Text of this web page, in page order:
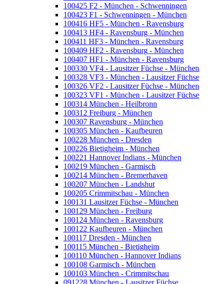
100425 F2 - München - Schwenningen
100423 F1 - Schwenningen - München
100416 HF5 - München - Ravensburg
100413 HF4 - Ravensburg - München
100411 HF3 - München - Ravensburg
100409 HF2 - Ravensburg - München
100407 HF1 - München - Ravensburg
100330 VF4 - Lausitzer Füchse - München
100328 VF3 - München - Lausitzer Füchse
100326 VF2 - Lausitzer Füchse - München
100323 VF1 - München - Lausitzer Füchse
100314 München - Heilbronn
100312 Freiburg - München
100307 Ravensburg - München
100305 München - Kaufbeuren
100228 München - Dresden
100226 Bietigheim - München
100221 Hannover Indians - München
100219 München - Garmisch
100214 München - Bremerhaven
100207 München - Landshut
100205 Crimmitschau - München
100131 Lausitzer Füchse - München
100129 München - Freiburg
100124 München - Ravensburg
100122 Kaufbeuren - München
100117 Dresden - München
100115 München - Bietigheim
100110 München - Hannover Indians
100108 Garmisch - München
100103 München - Crimmitschau
091228 München - Lausitzer Füchse